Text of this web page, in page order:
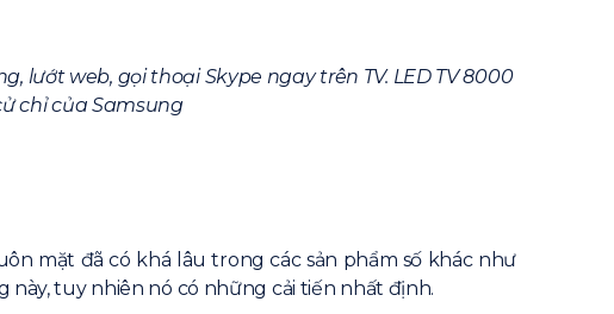
lướt web, gọi thoại Skype ngay trên TV. LED TV 8000
chỉ của Samsung
mặt đã có khá lâu trong các sản phẩm số khác như
này, tuy nhiên nó có những cải tiến nhất định.